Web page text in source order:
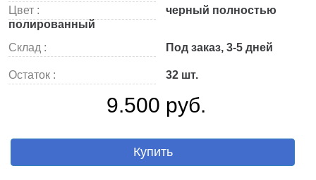
Цвет :
черный полностью
полированный
Склад :
Под заказ, 3-5 дней
Остаток : 32 шт.
9.500 руб.
Купить